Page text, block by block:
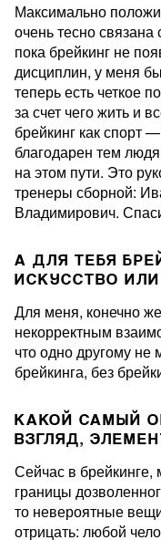
Максимально
очень тесно
пока брейкинг не
дисциплин, у меня
теперь есть четкое
за счет чего жить и
брейкинг как спорт
благодарен тем
на этом пути. Это
тренеры сборной:
Владимирович.
А ДЛЯ ТЕБЯ
ИСКУССТВО
Для меня, конечно
некорректным
что одно другому не
брейкинга, без
КАКОЙ САМЫЙ
ВЗГЛЯД,
Сейчас в
границы
то невероятные
отрицать: любой